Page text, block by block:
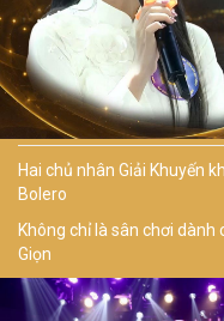
Hai chủ nhân Giải Khuyến
Bolero
Không chỉ là sân chơi
Giọn